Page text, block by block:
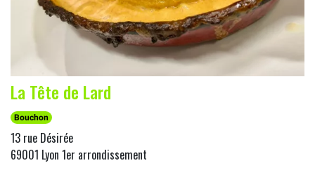
La Tête de Lard
Bouchon
13 rue Désirée
69001 Lyon 1er arrondissement